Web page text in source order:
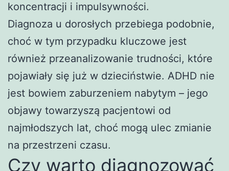
koncentracji i impulsywności.
Diagnoza u dorosłych przebiega podobnie,
choć w tym przypadku kluczowe jest
również przeanalizowanie trudności, które
pojawiały się już w dzieciństwie. ADHD nie
jest bowiem zaburzeniem nabytym – jego
objawy towarzyszą pacjentowi od
najmłodszych lat, choć mogą ulec zmianie
na przestrzeni czasu.
Czy warto diagnozować